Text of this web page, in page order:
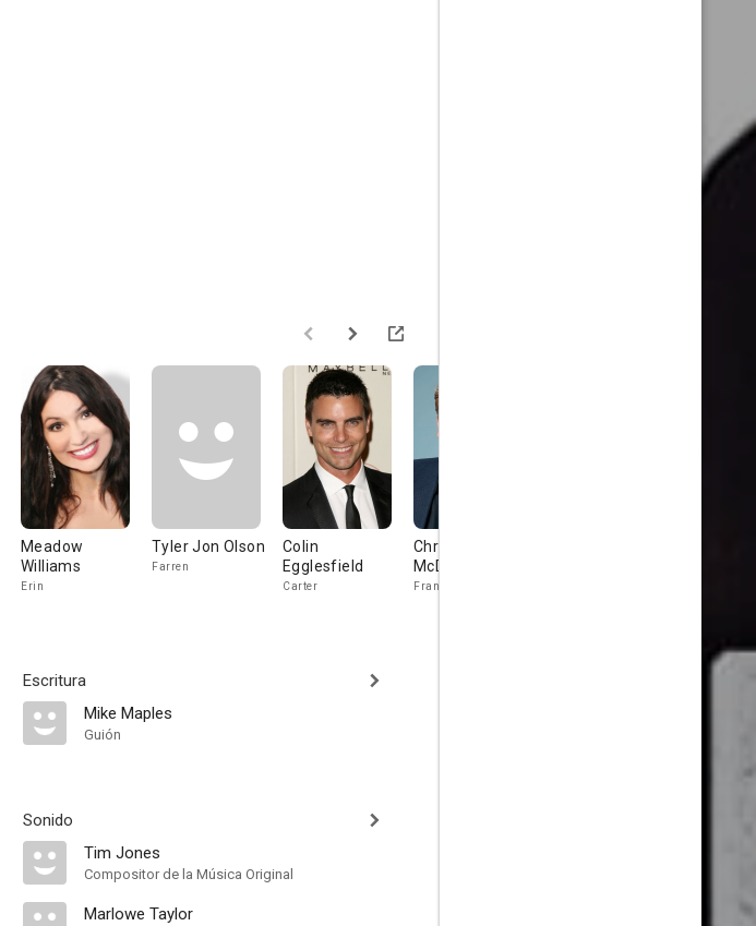
Meadow
Williams
Erin
Tyler Jon Olson
Farren
Colin
Egglesfield
Carter
Christopher
McDonald
Franks
Escritura
Mike Maples
Guión
Sonido
Tim Jones
Compositor de la Música Original
Marlowe Taylor